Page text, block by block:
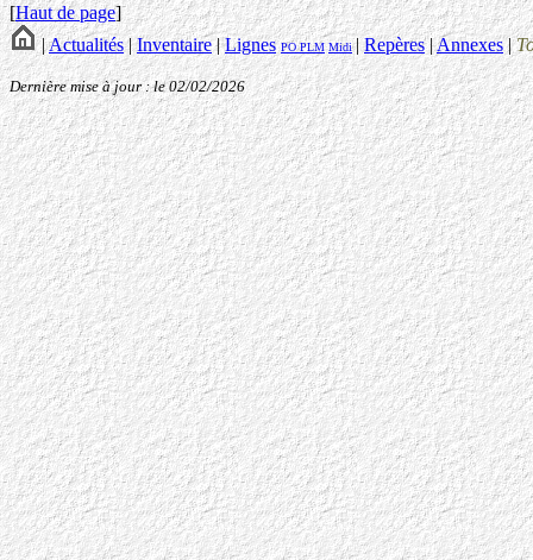
[Haut de page]
|Actualités|Inventaire|Lignes POPLM Midi |Repères|Annexes|
Dernière mise à jour : le 02/02/2026